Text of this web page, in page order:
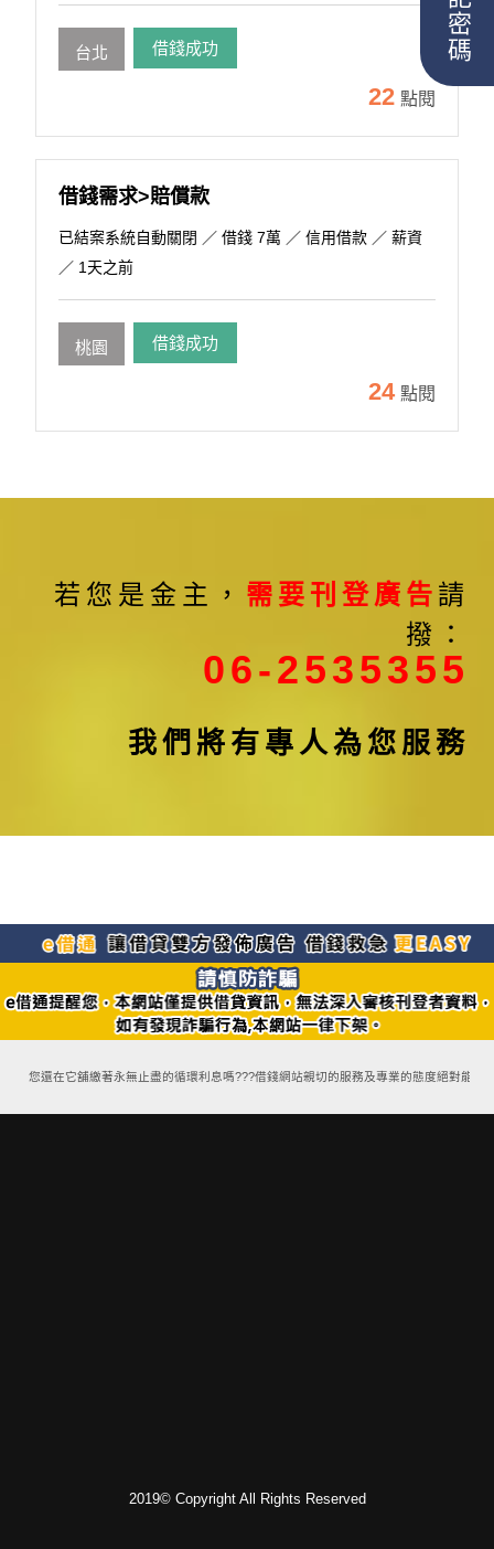
台北 借錢成功
22 點閱
借錢需求>賠償款
已結案系統自動關閉 ／ 借錢 7萬 ／ 信用借款 ／ 薪資
／ 1天之前
桃園 借錢成功
24 點閱
若您是金主， 需要刊登廣告 請
撥：
06-2535355
我們將有專人為您服務
，您還在它舖繳著永無止盡的循環利息嗎???借錢網站親切的服務及專業的態度絕對能
2019© Copyright All Rights Reserved